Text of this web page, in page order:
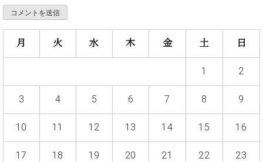
ミ
ー
ホ
マ
ロ
ム東
問
合
せ
月 火 水 木 金 土 日
1 2
3 4 5 6 7 8 9
10 11 12 13 14 15 16
17 18 19 20 21 22 23